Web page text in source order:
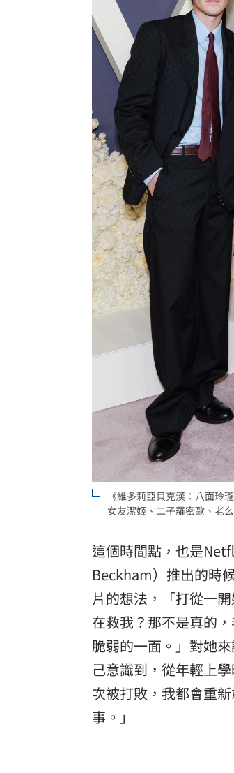
《維多莉亞貝克漢：八面玲
女友潔姬、二子羅密歐、老
這個時間點，也是
Beckham）推出的時
片的想法，「打從一
在救我？那不是真的
脆弱的一面。」對她
己意識到，從年輕上
次被打敗，我都會重
事。」